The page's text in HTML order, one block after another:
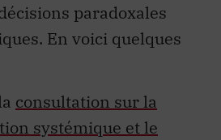
paradoxales
En voici quelques
consultation sur la
systémique et le